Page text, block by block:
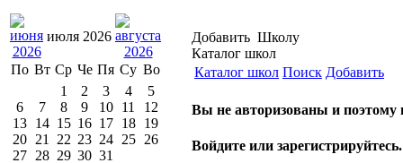
Добавить Школу
Каталог школ
Каталог школ Поиск Добавить
Вы не авторизованы и
Войдите или зарегистрируйтесь.
июля 2026
По Вт Ср Че Пя Су Во
1
2 3 4
5
6
7 8 9 10 11
12
13 14 15 16 17 18
19
20 21 22 23 24 25 26
27 28 29 30 31